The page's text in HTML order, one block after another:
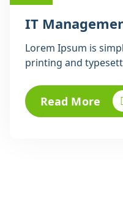
IT
Lorem Ipsum is
printing and
Read More